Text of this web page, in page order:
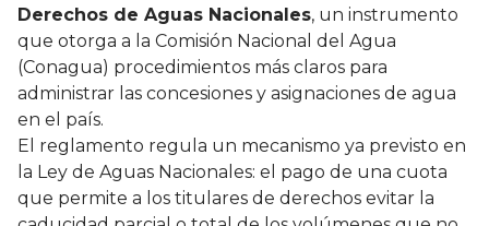
Derechos de Aguas Nacionales, un instrumento
que otorga a la Comisión Nacional del Agua
(Conagua) procedimientos más claros para
administrar las concesiones y asignaciones de agua
en el país.
El reglamento regula un mecanismo ya previsto en
la Ley de Aguas Nacionales: el pago de una cuota
que permite a los titulares de derechos evitar la